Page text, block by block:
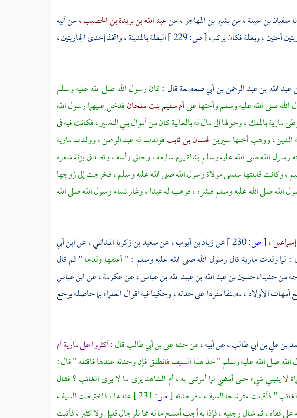
سفيان بن عيينة ،عنبشير بن المهاجر ،عنعبد الله بن بريدة بن الحصيب ،عن أبيه
أختين ، وبغلة فكان يركب[ص:229 ] البغلةبالمدينة ،واتخذ إحدى الجاريتين ،
عبد الله بن عبد الرحمن بن أبي صعصعةقال :كان رسول الله صلى الله عليه وسلم
الله صلى الله عليه وسلم وأختها علىأم سليم بنت ملحانفدخل عليهما رسول الله
ماريةبالملك ، وحولها إلى مال لهبالعاليةكان من أموالبني النضير ،فكانت فيه في
الدين ، ووهب أختهاسيرينلحسان بن ثابتفولدت لهعبد الرحمن ،وولدتمارية
رسول الله صلى الله عليه وسلم بشاة يوم سابعه ، وحلق رأسه ، وتصدق بزنة شعره
،وكانت قابلتهاسلمى مولاة رسول الله صلى الله عليه وسلم ،فخرجت إلى زوجها
الله صلى الله عليه وسلم فبشره ، فوهب له عبدا ، وغار نساء رسول الله صلى الله
،[ص:230 ] عنزياد بن أيوب ،عنسعيد بن زكريا المدائني ،عنابن أبي
: لما ولدتماريةقال رسول الله صلى الله عليه وسلم :" أعتقها ولدها" ثم قال
من حديثحسين بن عبد الله بن عبيد الله بن عباس ،عنعكرمة ،عنابن عباس
أمهات الأولاد ، مصنفا مفردا على حدته ، وحكينا فيه أقوال العلماء بما حاصله يرجع
بن علي بن أبي طالب ،عن أبيه ،عن جدهعلي بن أبي طالبقال :أكثروا علىماريةأم
الله صلى الله عليه وسلم " خذ هذا السيف فانطلق فإن وجدته عندها فاقتله " قال :
لا يثنيني شيء حتى أمضي لما أمرتني به ، أم الشاهد يرى ما لا يرى الغائب ؟ فقال
" فأقبلت متوشحا السيف ، فوجدته[ص:
عندها ، فاخترطت السيف
قفاه ، ثم شال رجليه ، فإذا به أجب أمسح ما له مما للرجال قليل ولا كثير ، فأتيت